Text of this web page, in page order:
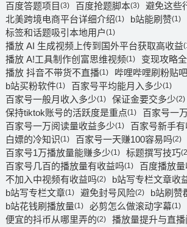
百度答题项目 (3) 百度抢题脚本(3) 避免这些
北美跨境电商平台详细介绍(1) b站能刷赞(1)
标签和话题吸引本地用户(1)
播放 AI 生成视频上传到国外平台获取高收益
播放 A!工具制作创富思维视频(1) 变现攻略
播放 抖音不带货不直播(1) 哔哩哔哩刷粉贴吧
b站买粉软件(1) 百家号平均能月入多少(1)
百家号一般月收入多少(1) 保证金要交多少(2)
保持tiktok账号的活跃度是重点(1) 百家号一
百家号一万阅读量收益多少(1) 百家号新手
白嫖的冷知识(1) 百家号一天赚100容易吗(2)
百家号1万播放量能赚多少(1) 标题撰写技巧
百家号几百的播放量有收益吗(1) 百度播放
不加入中视频有收益吗(2) b站写专栏文章收
b站写专栏文章(1) 避免封号风险(2) b站刷赞
b站花钱刷播放量(1) 必剪怎么做滚动字幕(1)
便宜的抖币从哪里弄的(2) 播放量提升与直